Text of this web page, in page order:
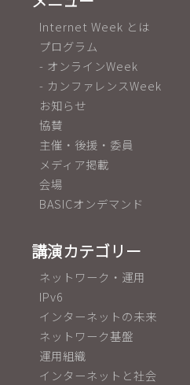
Internet Week とは
プログラム
- オンラインWeek
- カンファレンスWeek
お知らせ
協賛
主催・後援・委員
メディア掲載
会場
BASICオンデマンド
講演カテゴリー
ネットワーク・運用
IPv6
インターネットの未来
ネットワーク基盤
運用組織
インターネットと社会